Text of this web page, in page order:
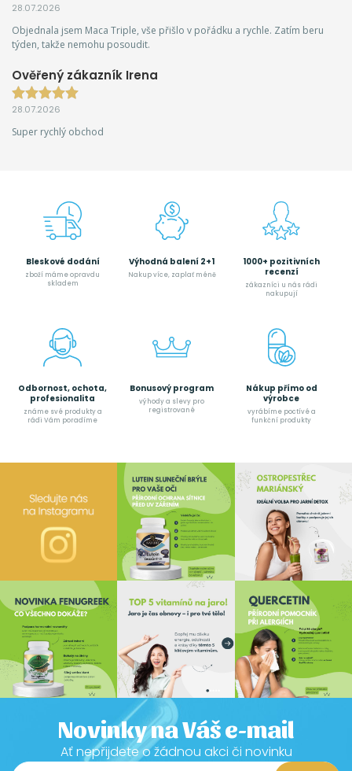
28.07.2026
Objednala jsem Maca Triple, vše přišlo v pořádku a rychle. Zatím beru
týden, takže nemohu posoudit.
Ověřený zákazník Irena
28.07.2026
Super rychlý obchod
Bleskové dodání
zboží máme opravdu
skladem
Výhodná balení 2+1
Nakup více, zaplať méně
1000+ pozitivních
recenzí
zákazníci u nás rádi
nakupují
Odbornost, ochota,
profesionalita
známe své produkty a
rádi Vám poradíme
Bonusový program
výhody a slevy pro
registrované
Nákup přímo od
výrobce
vyrábíme poctívé a
funkční produkty
Novinky na Váš e-mail
Ať nepřijdete o žádnou akci či novinku